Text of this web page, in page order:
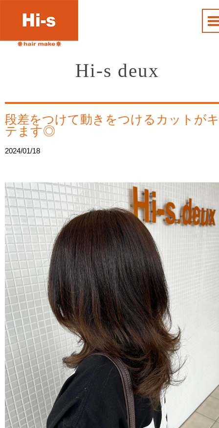
Hi-s deux
段差をつけて動きをつけるカットがキ
テます◎
2024/01/18